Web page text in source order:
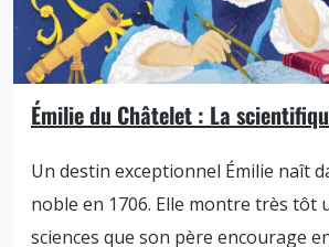
Émilie du Châtelet : La
Un destin exceptionnel Émilie naît
noble en 1706. Elle montre très tôt
sciences que son père encourage